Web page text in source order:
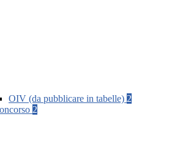
OIV (da pubblicare in tabelle) 2
2